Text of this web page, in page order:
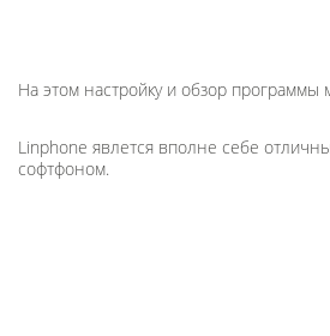
На этом настройку и обзор программы
Linphone явлется вполне себе
софтфоном.